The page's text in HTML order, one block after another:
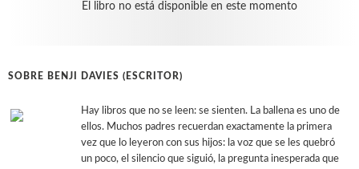
El libro no está disponible en este momento
SOBRE BENJI DAVIES (ESCRITOR)
Hay libros que no se leen: se sienten. La ballena es uno de
ellos. Muchos padres recuerdan exactamente la primera
vez que lo leyeron con sus hijos: la voz que se les quebró
un poco, el silencio que siguió, la pregunta inesperada que